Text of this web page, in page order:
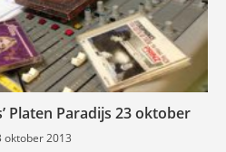
Platen Paradijs 23 oktober
oktober 2013